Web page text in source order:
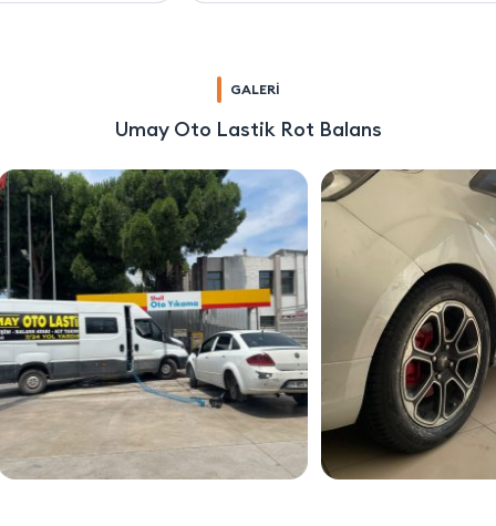
GALERİ
Umay Oto Lastik Rot Balans